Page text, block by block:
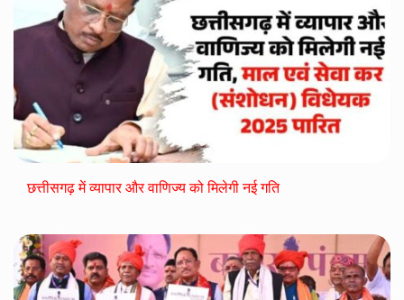
छत्तीसगढ़ में व्यापार और वाणिज्य को मिलेगी नई गति